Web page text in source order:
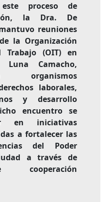
proceso de
la Dra. De
reuniones
la Organización
Trabajo (OIT) en
Luna Camacho,
laborales,
y desarrollo
encuentro se
en iniciativas
a fortalecer las
del Poder
a través de
cooperación